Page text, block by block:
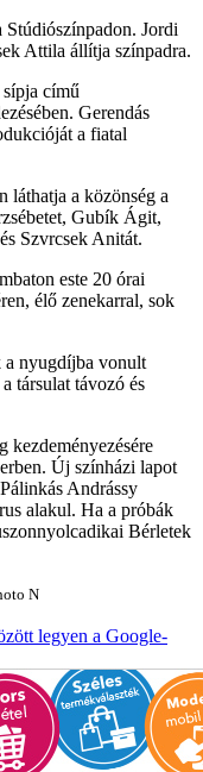
Jordi
Attila állítja színpadra.
című
Gerendás
a fiatal
láthatja a közönség a
Gubík Ágit,
Szvrcsek Anitát.
este 20 órai
élő zenekarral, sok
a nyugdíjba vonult
társulat távozó és
Új színházi lapot
Andrássy
alakul. Ha a próbák
Bérletek
N
legyen a Google-